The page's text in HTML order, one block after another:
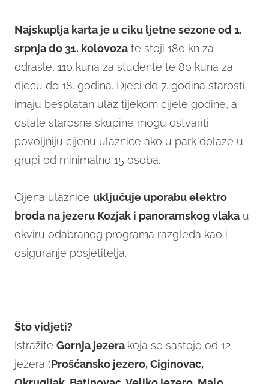
Najskuplja karta je u ciku ljetne sezone od 1.
srpnja do 31. kolovoza te stoji 180 kn za
odrasle, 110 kuna za studente te 80 kuna za
djecu do 18. godina. Djeci do 7. godina starosti
imaju besplatan ulaz tijekom cijele godine, a
ostale starosne skupine mogu ostvariti
povoljniju cijenu ulaznice ako u park dolaze u
grupi od minimalno 15 osoba.
Cijena ulaznice uključuje uporabu elektro
broda na jezeru Kozjak i panoramskog vlaka u
okviru odabranog programa razgleda kao i
osiguranje posjetitelja.
Što vidjeti?
Istražite Gornja jezera koja se sastoje od 12
jezera (Prošćansko jezero, Ciginovac,